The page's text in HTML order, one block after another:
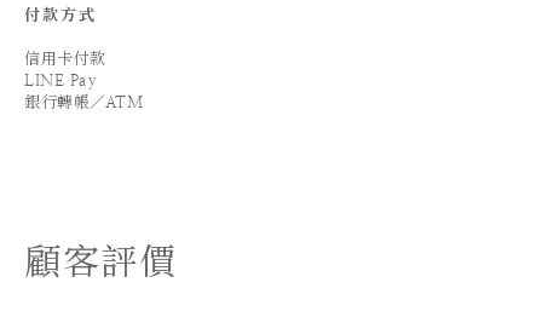
付款方式
信用卡付款
LINE Pay
銀行轉帳／ATM
顧客評價